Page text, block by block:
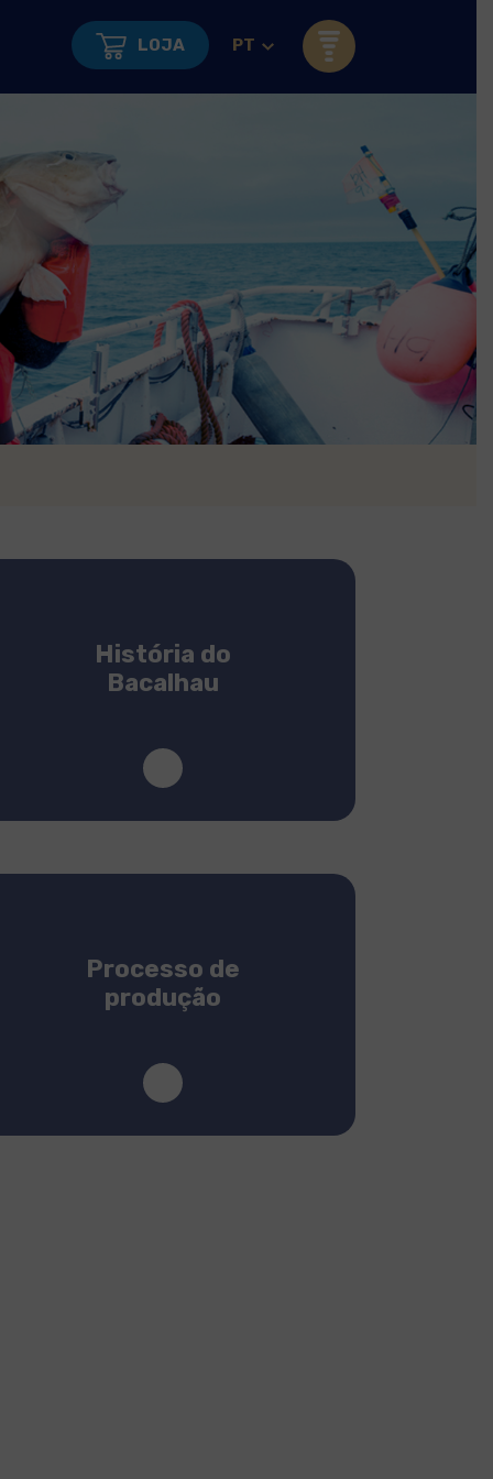
LOJA PT
História do
Bacalhau
Processo de
produção